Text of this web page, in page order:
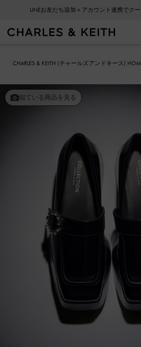
LINEお友だち追加＋アカウント連携でク
CHARLES & KEITH (チャールズアンドキース)
似ている商品を見る